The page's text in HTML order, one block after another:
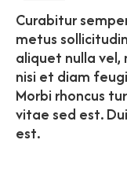
Curabitur
metus
aliquet nulla
nisi et diam
Morbi rhoncus
vitae sed est.
est.